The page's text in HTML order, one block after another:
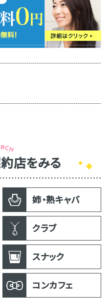
店をみる
姉・熟キャバ
クラブ
スナック
コンカフェ